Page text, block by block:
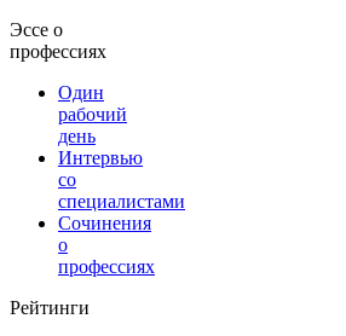
Эссе о
профессиях
Один
рабочий
день
Интервью
со
специалистами
Сочинения
о
профессиях
Рейтинги